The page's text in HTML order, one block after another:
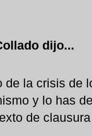
dijo...
de la crisis de
y lo has
de